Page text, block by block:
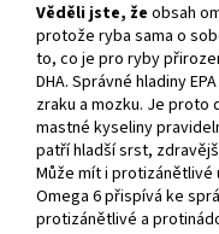
Věděli jste, že obsah
protože ryba sama o
to, co je pro ryby
DHA. Správné hladiny
zraku a mozku. Je proto
mastné kyseliny
patří hladší srst,
Může mít i protizánětlivé
Omega 6 přispívá ke
protizánětlivé a